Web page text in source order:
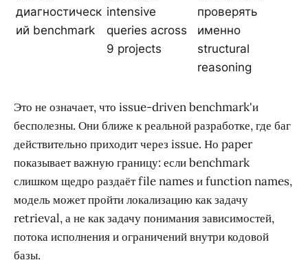
диагностическ
ий benchmark
intensive
queries across
9 projects
проверять
именно
structural
reasoning
Это не означает, что issue-driven benchmark'и
бесполезны. Они ближе к реальной разработке, где баг
действительно приходит через issue. Но paper
показывает важную границу: если benchmark
слишком щедро раздаёт file names и function names,
модель может пройти локализацию как задачу
retrieval, а не как задачу понимания зависимостей,
потока исполнения и ограничений внутри кодовой
базы.